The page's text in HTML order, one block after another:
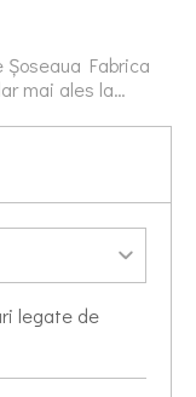
Fabrica
mai ales la…
legate de